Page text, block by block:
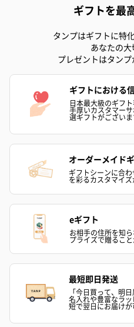
ギフトを最
タンプはギフトに特
あなたの大
プレゼントはタンプ
ギフトにおける
日本最大級のギフ
手厚いカスタマー
選ギフトがございま
オーダーメイド
ギフトシーンに合
を彩るカスタマイズ
eギフト
お相手の住所を知
プライズで贈ること
最短即日発送
「今日買って、明日
名入れや豊富なラ
短で翌日にお届けが